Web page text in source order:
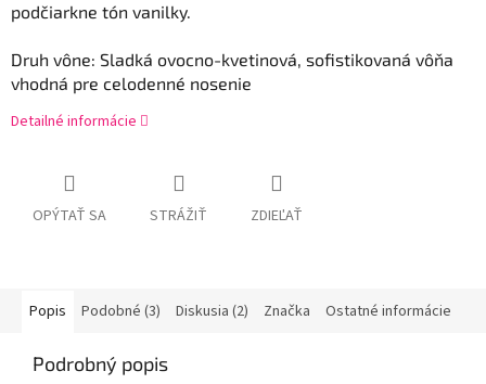
podčiarkne tón vanilky.
Druh vône: Sladká ovocno-kvetinová, sofistikovaná vôňa
vhodná pre celodenné nosenie
Detailné informácie
OPÝTAŤ SA STRÁŽIŤ ZDIEĽAŤ
Popis Podobné (3) Diskusia (2) Značka Ostatné informácie
Podrobný popis